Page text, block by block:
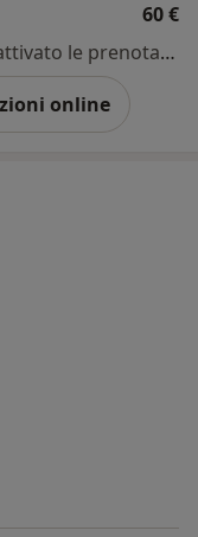
60 €
Questo dottore non ha ancora attivato le prenotazioni online presso questo indirizzo.
online